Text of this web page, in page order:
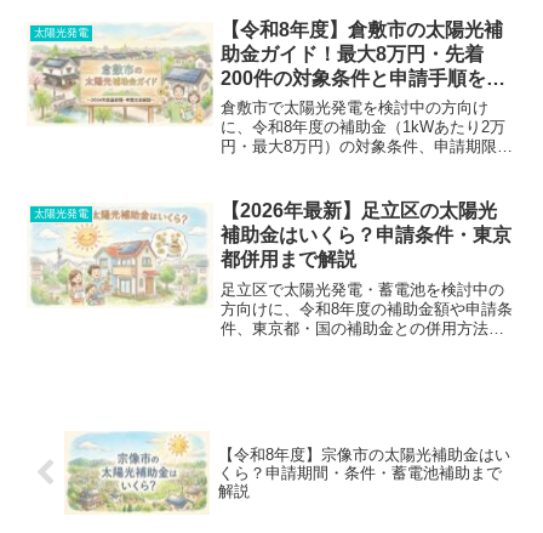
損しないためのチェックポイントを分か
りやすく紹介します。
太陽光発電
【令和8年度】倉敷市の太陽光補
助金ガイド！最大8万円・先着
200件の対象条件と申請手順を完
全解説
倉敷市で太陽光発電を検討中の方向け
に、令和8年度の補助金（1kWあたり2万
円・最大8万円）の対象条件、申請期限、
敗しない業者の選び方まで、公式情報を
元に徹底解説します。
太陽光発電
【2026年最新】足立区の太陽光
補助金はいくら？申請条件・東京
都併用まで解説
足立区で太陽光発電・蓄電池を検討中の
方向けに、令和8年度の補助金額や申請条
件、東京都・国の補助金との併用方法を
【令和8年度】宗像市の太陽光補助金はい
くら？申請期間・条件・蓄電池補助まで
解説